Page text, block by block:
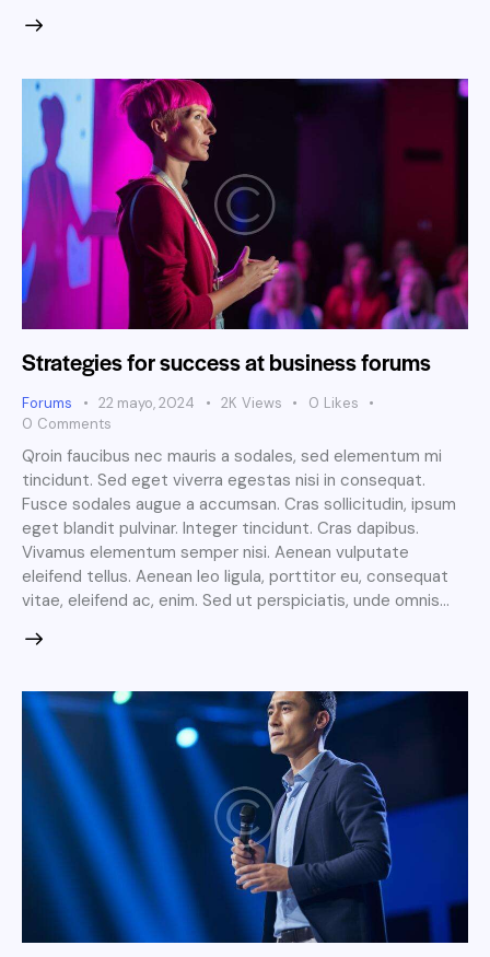
Strategies for success at business forums
Forums 22 mayo, 2024 2K Views 0 Likes
0 Comments
Qroin faucibus nec mauris a sodales, sed elementum mi
tincidunt. Sed eget viverra egestas nisi in consequat.
Fusce sodales augue a accumsan. Cras sollicitudin, ipsum
eget blandit pulvinar. Integer tincidunt. Cras dapibus.
Vivamus elementum semper nisi. Aenean vulputate
eleifend tellus. Aenean leo ligula, porttitor eu, consequat
vitae, eleifend ac, enim. Sed ut perspiciatis, unde omnis…